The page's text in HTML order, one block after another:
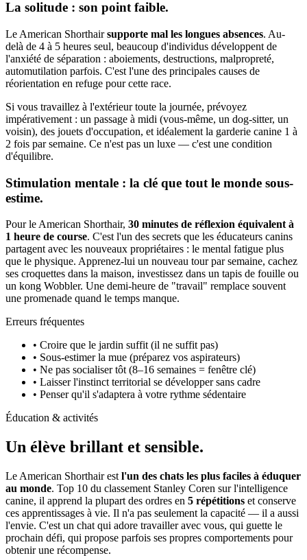
La solitude : son point faible.
Le American Shorthairsupporte mal les longues absences. Au-
delà de 4 à 5 heures seul, beaucoup d'individus développent de
l'anxiété de séparation : aboiements, destructions, malpropreté,
automutilation parfois. C'est l'une des principales causes de
réorientation en refuge pour cette race.
Si vous travaillez à l'extérieur toute la journée, prévoyez
impérativement : un passage à midi (vous-même, un dog-sitter, un
voisin), des jouets d'occupation, et idéalement la garderie canine 1 à
2 fois par semaine. Ce n'est pas un luxe — c'est une condition
d'équilibre.
Stimulation mentale : la clé que tout le monde sous-
estime.
Pour le American Shorthair, 30 minutes de réflexion équivalent à
1 heure de course. C'est l'un des secrets que les éducateurs canins
partagent avec les nouveaux propriétaires : le mental fatigue plus
que le physique. Apprenez-lui un nouveau tour par semaine, cachez
ses croquettes dans la maison, investissez dans un tapis de fouille ou
un kong Wobbler. Une demi-heure de "travail" remplace souvent
une promenade quand le temps manque.
Erreurs fréquentes
• Croire que le jardin suffit (il ne suffit pas)
• Sous-estimer la mue (préparez vos aspirateurs)
• Ne pas socialiser tôt (8–16 semaines = fenêtre clé)
• Laisser l'instinct territorial se développer sans cadre
• Penser qu'il s'adaptera à votre rythme sédentaire
Éducation & activités
Un élève brillant et sensible.
Le American Shorthair est l'un des chats les plus faciles à éduquer
au monde. Top 10 du classement Stanley Coren sur l'intelligence
canine, il apprend la plupart des ordres en 5 répétitions et conserve
ces apprentissages à vie. Il n'a pas seulement la capacité — il a aussi
l'envie. C'est un chat qui adore travailler avec vous, qui guette le
prochain défi, qui propose parfois ses propres comportements pour
obtenir une récompense.